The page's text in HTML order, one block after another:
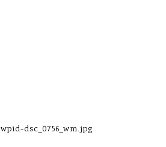
wpid-dsc_0756_wm.jpg